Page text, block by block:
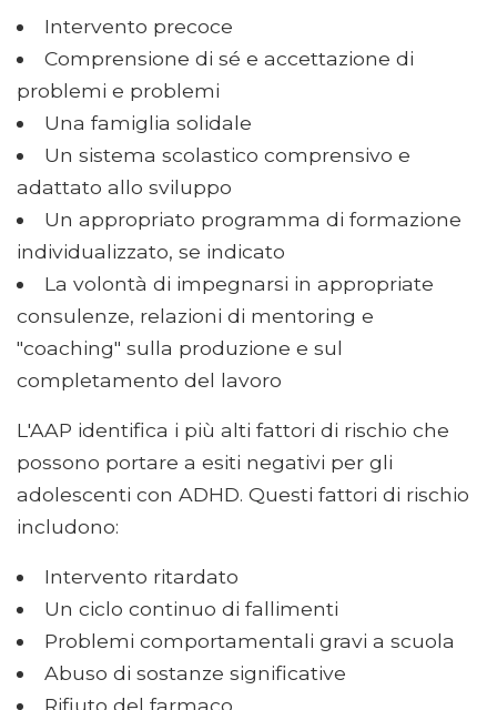
Intervento precoce
Comprensione di sé e accettazione di
problemi e problemi
Una famiglia solidale
Un sistema scolastico comprensivo e
adattato allo sviluppo
Un appropriato programma di formazione
individualizzato, se indicato
La volontà di impegnarsi in appropriate
consulenze, relazioni di mentoring e
"coaching" sulla produzione e sul
completamento del lavoro
L'AAP identifica i più alti fattori di rischio che
possono portare a esiti negativi per gli
adolescenti con ADHD. Questi fattori di rischio
includono:
Intervento ritardato
Un ciclo continuo di fallimenti
Problemi comportamentali gravi a scuola
Abuso di sostanze significative